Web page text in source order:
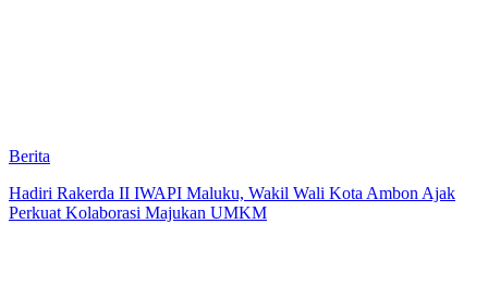
Berita
Hadiri Rakerda II IWAPI Maluku, Wakil Wali Kota Ambon Ajak
Perkuat Kolaborasi Majukan UMKM